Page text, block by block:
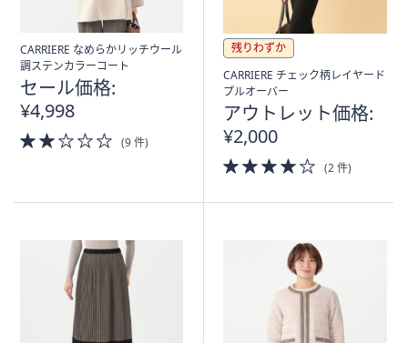
CARRIERE なめらかリッチウール
調ステンカラーコート
セール価格:
¥4,998
2.0
of
(9 件)
残りわずか
CARRIERE チェック柄レイヤード
プルオーバー
アウトレット価格:
¥2,000
4.0
of
(2 件)